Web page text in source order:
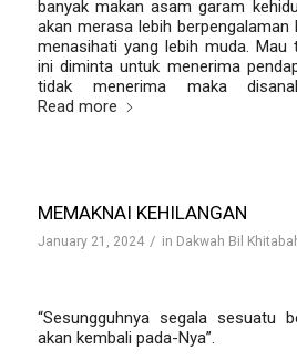
banyak makan asam garam
akan merasa lebih berpengalaman
menasihati yang lebih muda. Mau
ini diminta untuk menerima
tidak menerima maka
Read more
MEMAKNAI KEHILANGAN
January 21, 2024 / in Dakwah Bil
“Sesungguhnya segala sesuatu
akan kembali pada-Nya”.